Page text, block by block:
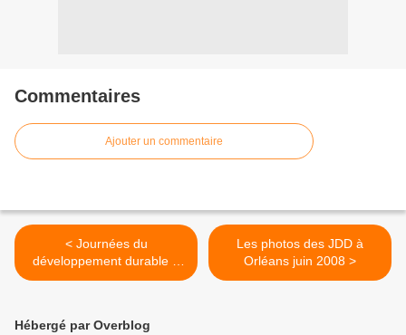
Commentaires
Ajouter un commentaire
< Journées du
développement durable à
Orléans
Les photos des JDD à
Orléans juin 2008 >
Hébergé par Overblog